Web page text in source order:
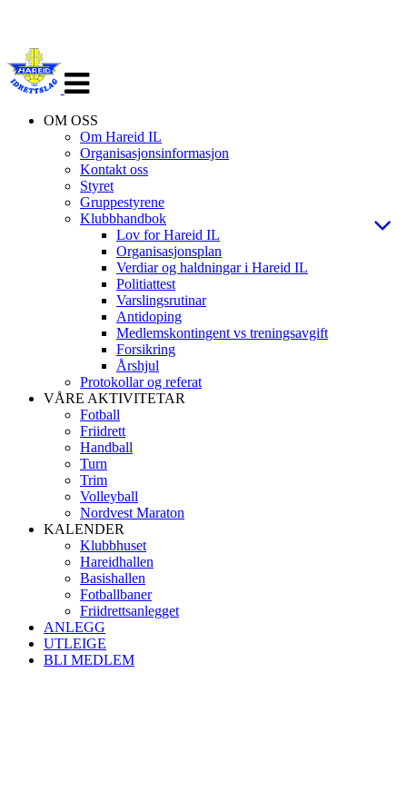
navigasjon
OM OSS
Om Hareid IL
Organisasjonsinformasjon
Kontakt oss
Styret
Gruppestyrene
Klubbhandbok
Lov for Hareid IL
Organisasjonsplan
Verdiar og haldningar i Hareid IL
Politiattest
Varslingsrutinar
Antidoping
Medlemskontingent vs treningsavgift
Forsikring
Årshjul
Protokollar og referat
VÅRE AKTIVITETAR
Fotball
Friidrett
Handball
Turn
Trim
Volleyball
Nordvest Maraton
KALENDER
Klubbhuset
Hareidhallen
Basishallen
Fotballbaner
Friidrettsanlegget
ANLEGG
UTLEIGE
BLI MEDLEM